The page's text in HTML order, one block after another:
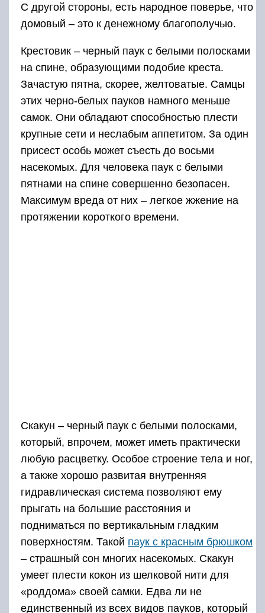
С другой стороны, есть народное поверье, что
домовый – это к денежному благополучью.
Крестовик – черный паук с белыми полосками
на спине, образующими подобие креста.
Зачастую пятна, скорее, желтоватые. Самцы
этих черно-белых пауков намного меньше
самок. Они обладают способностью плести
крупные сети и неслабым аппетитом. За один
присест особь может съесть до восьми
насекомых. Для человека паук с белыми
пятнами на спине совершенно безопасен.
Максимум вреда от них – легкое жжение на
протяжении короткого времени.
Скакун – черный паук с белыми полосками,
который, впрочем, может иметь практически
любую расцветку. Особое строение тела и ног,
а также хорошо развитая внутренняя
гидравлическая система позволяют ему
прыгать на большие расстояния и
подниматься по вертикальным гладким
поверхностям. Такой паук с красным брюшком
– страшный сон многих насекомых. Скакун
умеет плести кокон из шелковой нити для
«роддома» своей самки. Едва ли не
единственный из всех видов пауков, который